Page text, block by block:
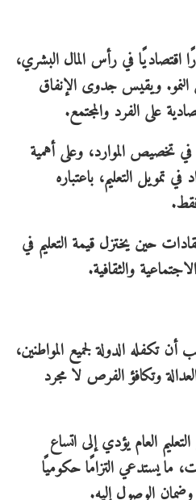
اقتصاديًا في رأس المال البشري،
النمو. ويقيس جدوى الإنفاق
على الفرد والمجتمع.
في تخصيص الموارد، وعلى أهمية
تمويل التعليم، باعتباره
حين يختزل قيمة التعليم في
والثقافية.
تكفله الدولة لجميع المواطنين،
وتكافؤ الفرص لا مجرد
العام يؤدي إلى اتساع
ما يستدعي التزامًا حكوميًا